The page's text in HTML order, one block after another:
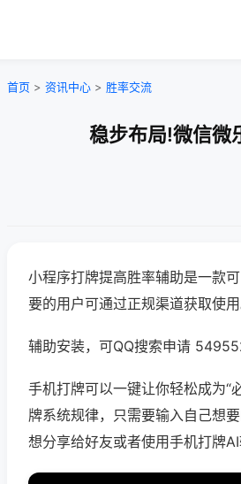
首页 > 资讯中心 > 胜率交流
稳步布局!微信微
小程序打牌提高胜率辅助是一款
要的用户可通过正规渠道获取使用
辅助安装，可QQ搜索申请
手机打牌可以一键让你轻松成为“
牌系统规律，只需要输入自己想
想分享给好友或者使用手机打牌AI